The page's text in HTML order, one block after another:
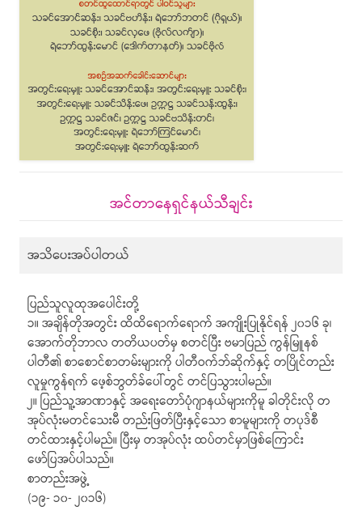
အင်တာနေရှင်နယ်သီချင်း
အသိပေးအပ်ပါတယ်
ပြည်သူလူထုအပေါင်းတို့
၁။ အချိန်တိုအတွင်း ထိထိရောက်ရောက် အကျိုးပြုနိုင်ရန် ၂၀၁၆ ခု၊
အောက်တိုဘာလ တတိယပတ်မှ စတင်ပြီး ဗမာပြည် ကွန်မြူနစ်
ပါတီ၏ စာစောင်စာတမ်းများကို ပါတီဝက်ဘ်ဆိုက်နှင့် တပြိုင်တည်း
လူမှုကွန်ရက် ဖေ့စ်ဘွတ်ခ်ပေါ်တွင် တင်ပြသွားပါမည်။
၂။ ပြည်သူ့အာဏာနှင့် အရေးတော်ပုံဂျာနယ်များကိုမူ ခါတိုင်းလို တ
အုပ်လုံးမတင်သေးမီ တည်းဖြတ်ပြီးနှင့်သော စာမူများကို တပုဒ်စီ
တင်ထားနှင့်ပါမည်။ ပြီးမှ တအုပ်လုံး ထပ်တင်မှာဖြစ်ကြောင်း
ဖော်ပြအပ်ပါသည်။
စာတည်းအဖွဲ့
(၁၉- ၁၀- ၂၀၁၆)